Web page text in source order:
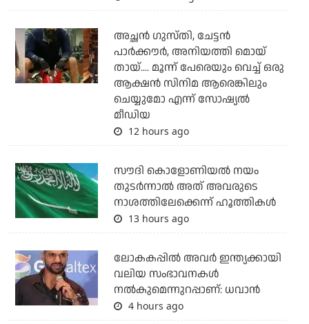
അച്ഛന്‍ ഗുസ്തി, ചേട്ടന്‍
പാര്‍ക്കൗര്‍, അനിയത്തി മൊയ്
തായ്.... മൂന്ന് പേരെയും വെച്ച് ഒരു
ആക്ഷന്‍ സിനിമ ആരെങ്കിലും
ചെയ്യുമോ എന്ന് സോഷ്യല്‍
മീഡിയ
12 hours ago
സൗദി കൊളോണിയല്‍ നയം
തുടര്‍ന്നാല്‍ അത് അവരുടെ
നാശത്തിലേക്കെന്ന് ഹൂത്തികള്‍
13 hours ago
ലോകകപ്പിൽ അവര്‍ ഇന്ത്യക്കായി
വലിയ സംഭാവനകള്‍
നല്‍കുമെന്നുറപ്പാണ്: ധവാന്‍
4 hours ago